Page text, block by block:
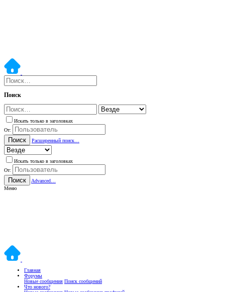
Поиск
Искать только в заголовках
От:
Поиск Расширенный поиск…
Искать только в заголовках
От:
Поиск
Advanced…
Меню
Главная
Форумы
Новые сообщения Поиск сообщений
Что нового?